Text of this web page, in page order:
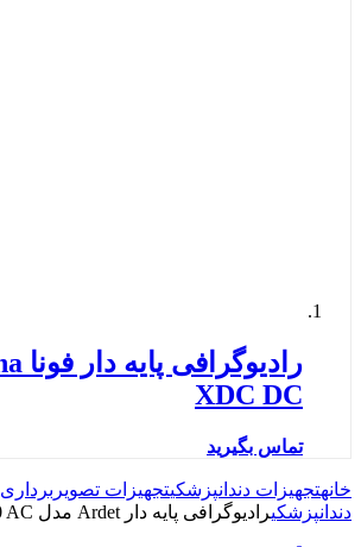
XDC DC
تماس بگیرید
خانهتجهیزات دندانپزشکیتجهیزات تصویربرداری
دندانپزشکیرادیوگرافی پایه دار Ardet مدل Orix 70 AC